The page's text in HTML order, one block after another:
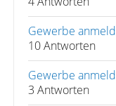
Gewerbe
10 Antworten
Gewerbe
3 Antworten